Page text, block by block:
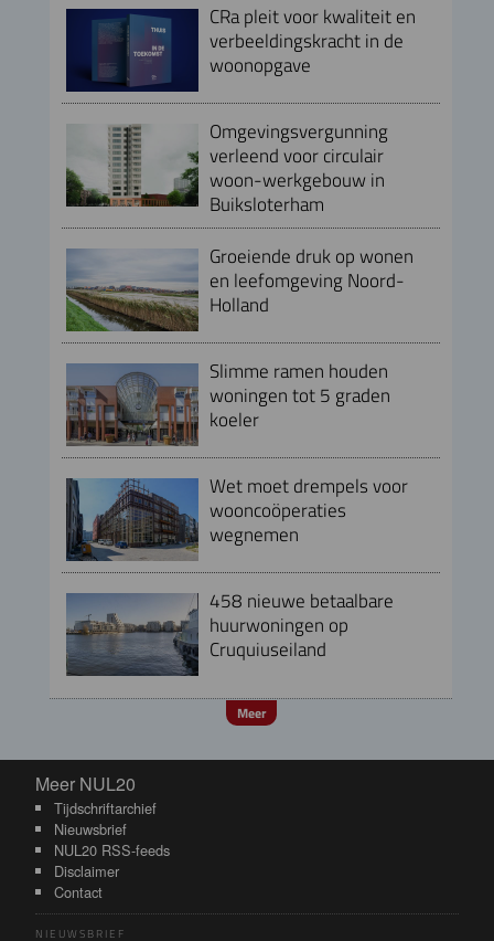
CRa pleit voor kwaliteit en
verbeeldingskracht in de
woonopgave
Omgevingsvergunning
verleend voor circulair
woon-werkgebouw in
Buiksloterham
Groeiende druk op wonen
en leefomgeving Noord-
Holland
Slimme ramen houden
woningen tot 5 graden
koeler
Wet moet drempels voor
wooncoöperaties
wegnemen
458 nieuwe betaalbare
huurwoningen op
Cruquiuseiland
Meer
Meer NUL20
Meer NUL20
Tijdschriftarchief
Nieuwsbrief
NUL20 RSS-feeds
Disclaimer
Contact
NIEUWSBRIEF